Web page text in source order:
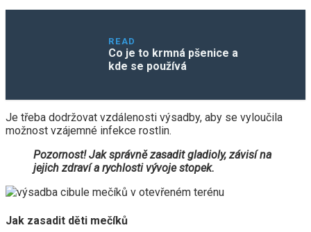
READ
Co je to krmná pšenice a
kde se používá
Je třeba dodržovat vzdálenosti výsadby, aby se vyloučila
možnost vzájemné infekce rostlin.
Pozornost! Jak správně zasadit gladioly, závisí na
jejich zdraví a rychlosti vývoje stopek.
Jak zasadit děti mečíků